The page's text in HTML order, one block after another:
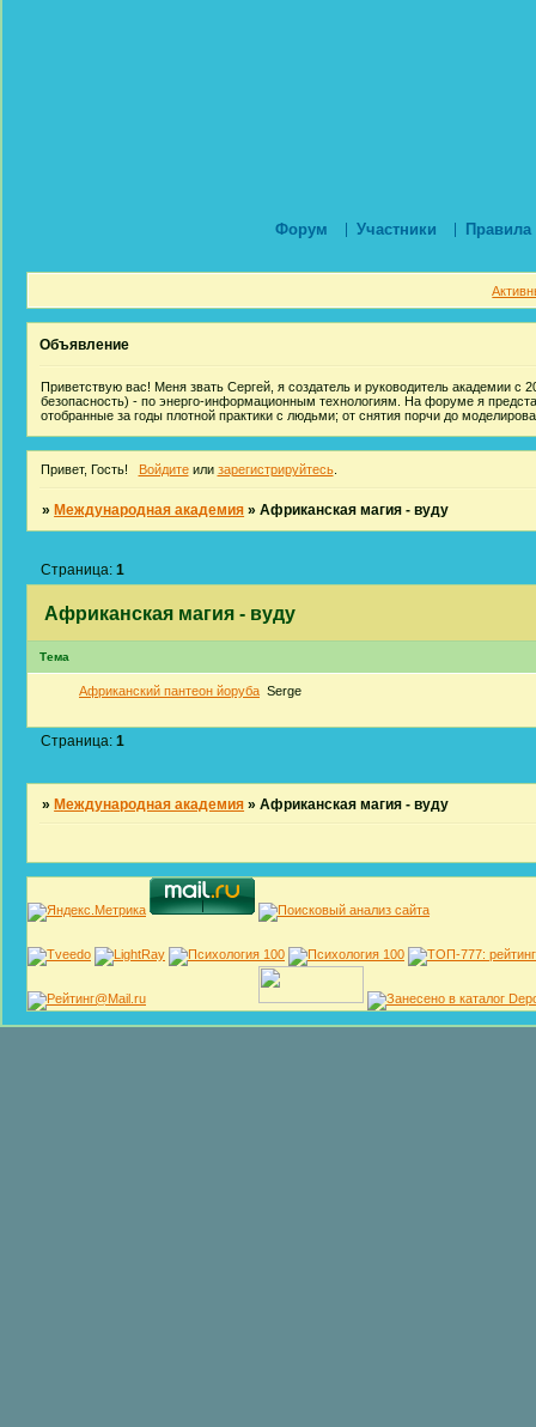
Форум Участники Правила
Объявление
Приветствую вас! Меня звать Сергей, я создатель и руководитель академии с
безопасность) - по энерго-информационным технологиям. На форуме я
отобранные за годы плотной практики с людьми; от снятия порчи до
Привет, Гость! Войдитеили зарегистрируйтесь.
»Международная академия »Африканская магия - вуду
Африканская магия - вуду
Страница:1
Тема
Африканский пантеон йоруба Serge
Страница:1
» Международная академия »Африканская магия - вуду